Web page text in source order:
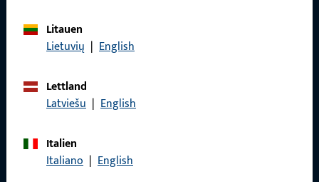
Litauen
Lietuvių | English
Lettland
Latviešu | English
Italien
Italiano | English
Produktkatalog
Kontakt aufnehmen